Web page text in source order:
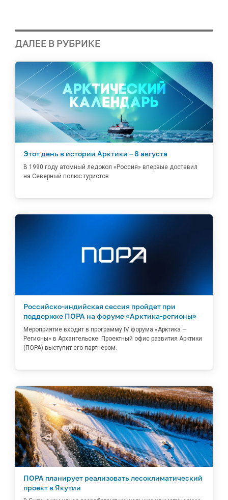
ДАЛЕЕ В РУБРИКЕ
Этот день в истории Арктики – 8 августа
В 1990 году атомный ледокол «Россия» впервые доставил
на Северный полюс туристов
Российско-индийская сессия пройдет при
поддержке ПОРА на форуме «Арктика-регионы»
Мероприятие входит в программу IV форума «Арктика –
Регионы» в Архангельске. Проектный офис развития Арктики
(ПОРА) выступит его партнером.
ПОРА планирует реализовать лесоклиматический
проект в Якутии